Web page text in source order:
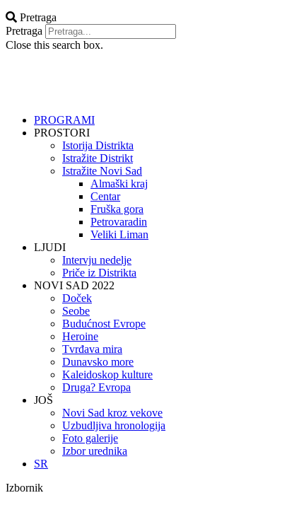
Pretraga
Pretraga
Close this search box.
PROGRAMI
PROSTORI
Istorija Distrikta
Istražite Distrikt
Istražite Novi Sad
Almaški kraj
Centar
Fruška gora
Petrovaradin
Veliki Liman
LJUDI
Intervju nedelje
Priče iz Distrikta
NOVI SAD 2022
Doček
Seobe
Budućnost Evrope
Heroine
Tvrđava mira
Dunavsko more
Kaleidoskop kulture
Druga? Evropa
JOŠ
Novi Sad kroz vekove
Uzbudljiva hronologija
Foto galerije
Izbor urednika
SR
Izbornik